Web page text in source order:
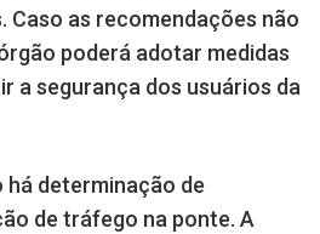
Caso as recomendações não
poderá adotar medidas
a segurança dos usuários da
determinação de
de tráfego na ponte. A